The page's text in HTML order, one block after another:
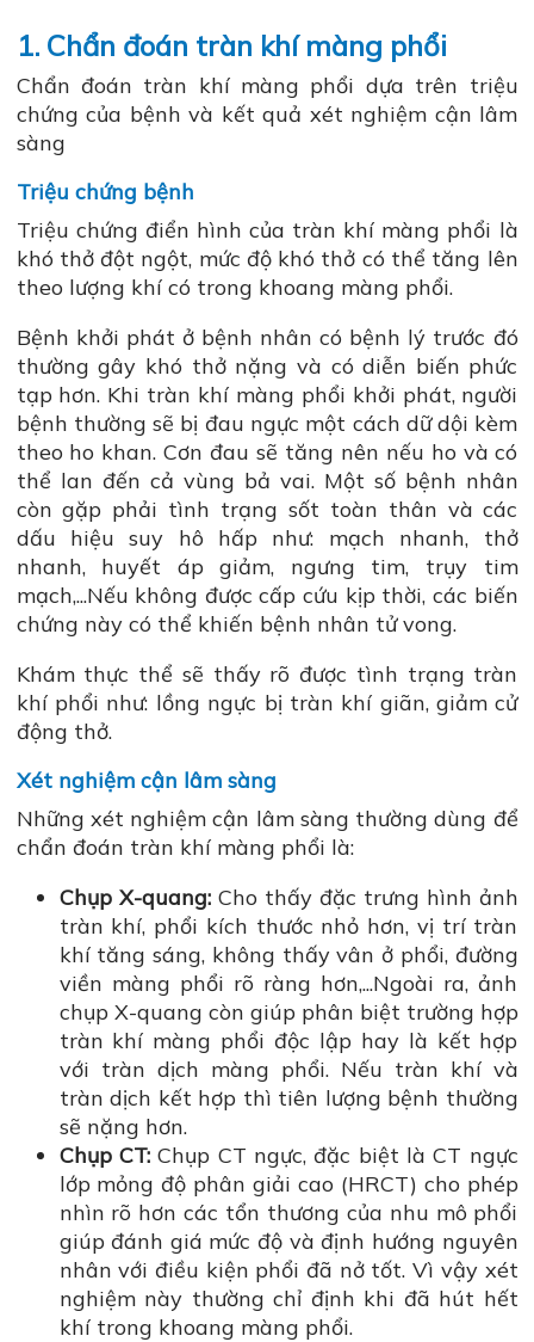
1. Chẩn đoán tràn khí màng phổi
Chẩn đoán tràn khí màng phổi dựa trên triệu
chứng của bệnh và kết quả xét nghiệm cận lâm
sàng
Triệu chứng bệnh
Triệu chứng điển hình của tràn khí màng phổi là
khó thở đột ngột, mức độ khó thở có thể tăng lên
theo lượng khí có trong khoang màng phổi.
Bệnh khởi phát ở bệnh nhân có bệnh lý trước đó
thường gây khó thở nặng và có diễn biến phức
tạp hơn. Khi tràn khí màng phổi khởi phát, người
bệnh thường sẽ bị đau ngực một cách dữ dội kèm
theo ho khan. Cơn đau sẽ tăng nên nếu ho và có
thể lan đến cả vùng bả vai. Một số bệnh nhân
còn gặp phải tình trạng sốt toàn thân và các
dấu hiệu suy hô hấp như: mạch nhanh, thở
nhanh, huyết áp giảm, ngưng tim, trụy tim
mạch,...Nếu không được cấp cứu kịp thời, các biến
chứng này có thể khiến bệnh nhân tử vong.
Khám thực thể sẽ thấy rõ được tình trạng tràn
khí phổi như: lồng ngực bị tràn khí giãn, giảm cử
động thở.
Xét nghiệm cận lâm sàng
Những xét nghiệm cận lâm sàng thường dùng để
chẩn đoán tràn khí màng phổi là:
Chụp X-quang: Cho thấy đặc trưng hình ảnh
tràn khí, phổi kích thước nhỏ hơn, vị trí tràn
khí tăng sáng, không thấy vân ở phổi, đường
viền màng phổi rõ ràng hơn,...Ngoài ra, ảnh
chụp X-quang còn giúp phân biệt trường hợp
tràn khí màng phổi độc lập hay là kết hợp
với tràn dịch màng phổi. Nếu tràn khí và
tràn dịch kết hợp thì tiên lượng bệnh thường
sẽ nặng hơn.
Chụp CT:Chụp CT ngực, đặc biệt là CT ngực
lớp mỏng độ phân giải cao (HRCT) cho phép
nhìn rõ hơn các tổn thương của nhu mô phổi
giúp đánh giá mức độ và định hướng nguyên
nhân với điều kiện phổi đã nở tốt. Vì vậy xét
nghiệm này thường chỉ định khi đã hút hết
khí trong khoang màng phổi.